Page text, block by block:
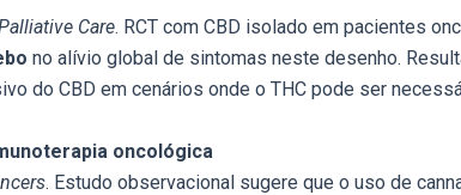
Care. RCT com CBD isolado em pacientes
no alívio global de sintomas neste desenho.
do CBD em cenários onde o THC pode ser
oncológica
. Estudo observacional sugere que o uso de